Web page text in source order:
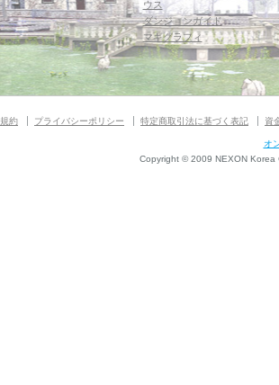
ウス
ダンジョンガイド
マギグラフィ
約 プライバシーポリシー 特定商取引法に基づく表記 資
オ
Copyright © 2009 NEXON Korea